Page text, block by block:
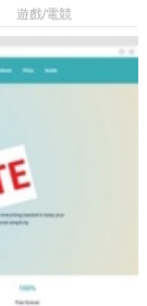
式讓操作就像
遊戲/電競